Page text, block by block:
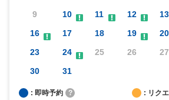
改めまして貴重なご意見をありがとうご
またのご来場をスタッフ一同、心よりお
9
10 11 12 13
16
17 18 19 20
23
24 25 26 27
30
31
: 即時予約 ? : リク